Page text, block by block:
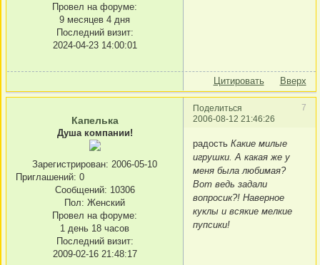
Провел на форуме:
9 месяцев 4 дня
Последний визит:
2024-04-23 14:00:01
Цитировать Вверх
Поделиться
7
2006-08-12 21:46:26
Капелька
Душа компании!
Зарегистрирован: 2006-05-10
Приглашений: 0
Сообщений: 10306
Пол: Женский
Провел на форуме:
1 день 18 часов
Последний визит:
2009-02-16 21:48:17
радость Какие милые
игрушки. А какая же у
меня была любимая?
Вот ведь задали
вопросик?! Наверное
куклы и всякие мелкие
пупсики!